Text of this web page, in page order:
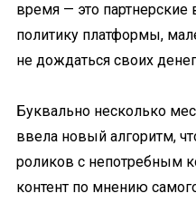
время — это партнерские
политику платформы,
не дождаться своих
Буквально несколько
ввела новый алгоритм,
роликов с непотребным
контент по мнению